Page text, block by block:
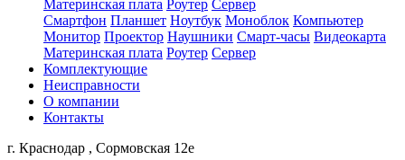
Материнская плата Роутер Сервер
Смартфон Планшет Ноутбук Моноблок Компьютер
Монитор Проектор Наушники Смарт-часы Видеокарта
Материнская плата Роутер Сервер
Комплектующие
Неисправности
О компании
Контакты
г. Краснодар , Сормовская 12е